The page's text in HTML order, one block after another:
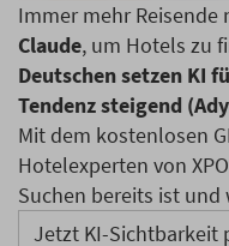
Immer mehr Reisende
Claude, um Hotels zu
Deutschen setzen KI
Tendenz steigend
Mit dem kostenlosen
Hotelexperten von
Suchen bereits ist und
Jetzt KI-Sichtbarkeit